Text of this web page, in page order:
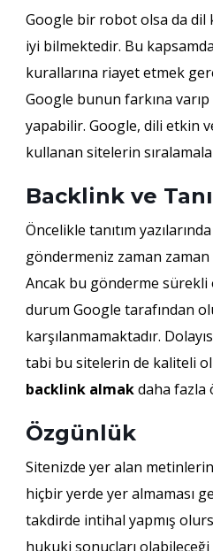
Google bir robot olsa da dil
iyi bilmektedir. Bu
kurallarına riayet etmek
Google bunun farkına
yapabilir. Google, dili etkin
kullanan sitelerin
Backlink ve
Öncelikle tanıtım
göndermeniz zaman
Ancak bu gönderme sürekli
durum Google tarafından
karşılanmamaktadır.
tabi bu sitelerin de kaliteli
backlink almakdaha fazla
Özgünlük
Sitenizde yer alan
hiçbir yerde yer almaması
takdirde intihal yapmış
hukuki sonuçları